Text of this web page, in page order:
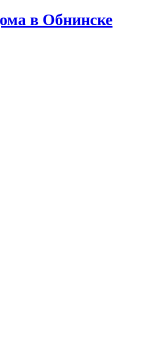
в Обнинске